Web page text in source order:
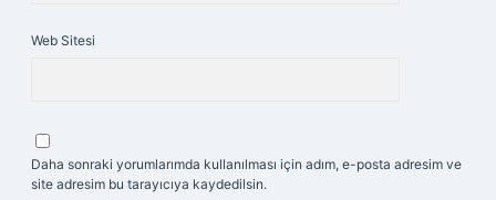
Web Sitesi
Daha sonraki yorumlarımda kullanılması için adım, e-posta adresim ve
site adresim bu tarayıcıya kaydedilsin.